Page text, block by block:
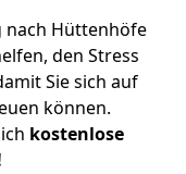
nach Hüttenhöfe
den Stress
Sie sich auf
können.
kostenlose